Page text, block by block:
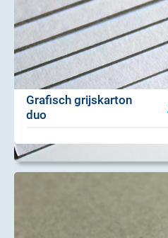
Grafisch grijskarton
duo